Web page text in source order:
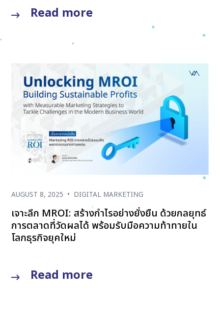
Read more
AUGUST 8, 2025 • DIGITAL MARKETING
เจาะลึก MROI: สร้างกำไรอย่างยั่งยืน ด้วยกลยุทธ์
การตลาดที่วัดผลได้ พร้อมรับมือความท้าทายใน
โลกธุรกิจยุคใหม่
Read more